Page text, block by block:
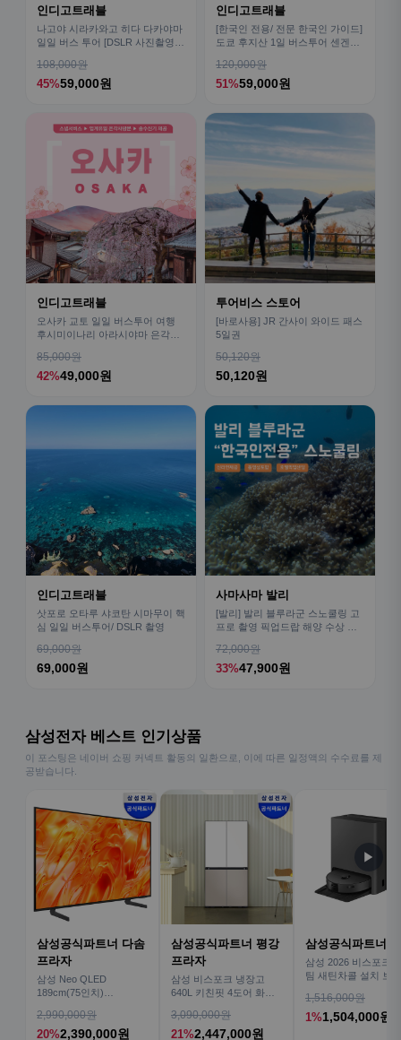
인디고트래블
나고야 시라카와고 히다 다카야마
일일 버스 투어 [DSLR 사진촬영
108,000원
45%59,000원
인디고트래블
[한국인 전용/ 전문 한국인 가이드]
도쿄 후지산 1일 버스투어 센겐공
120,000원
51%59,000원
인디고트래블
오사카 교토 일일 버스투어 여행
후시미이나리 아라시야마 은각사
85,000원
42%49,000원
투어비스 스토어
[바로사용] JR 간사이 와이드 패스
5일권
50,120원
50,120원
인디고트래블
삿포로 오타루 샤코탄 시마무이 핵
심 일일 버스투어/ DSLR 촬영
69,000원
69,000원
사마사마 발리
[발리] 발리 블루라군 스노쿨링 고
프로 촬영 픽업드랍 해양 수상 액
72,000원
33%47,900원
삼성전자 베스트 인기상품
이 포스팅은 네이버 쇼핑 커넥트 활동의 일환으로, 이에 따른 일정액의 수수료를 제
공받습니다.
삼성공식파트너 다솜
프라자
삼성 Neo QLED
189cm(75인치)
TV
2,990,000원
20%2,390,000원
삼성공식파트너 평강
프라자
삼성 비스포크 냉장고
640L 키친핏 4도어 화이
3,090,000원
21%2,447,000원
삼성공식파트너
삼성 2026 비스포크
팀 새틴차콜 설치 보
1,516,000원
1%1,504,000원
▶